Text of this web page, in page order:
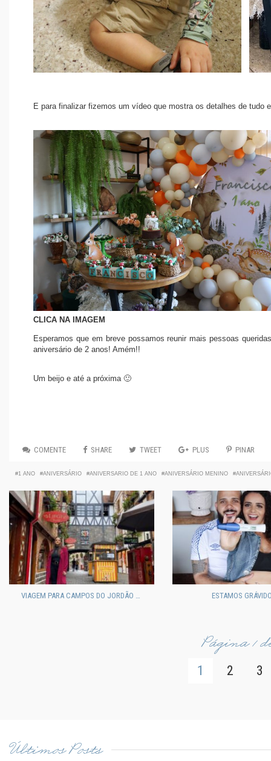
E para finalizar fizemos um vídeo que mostra os detalhes de tudo
CLICA NA IMAGEM
Esperamos que em breve possamos reunir mais pessoas
aniversário de 2 anos! Amém!!
Um beijo e até a próxima 🙂
COMENTE SHARE TWEET PLUS PINAR
1 ANO ANIVERSÁRIO ANIVERSARIO DE 1 ANO ANIVERSÁRIO MENINO
VIAGEM PARA CAMPOS DO JORDÃO EM FAMÍLIA ESTAMOS
Página 1
1 2 3
Últimos Posts